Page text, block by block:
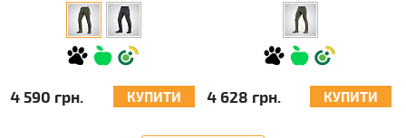
4 590 грн. КУПИТИ 4 628 грн. КУПИТИ